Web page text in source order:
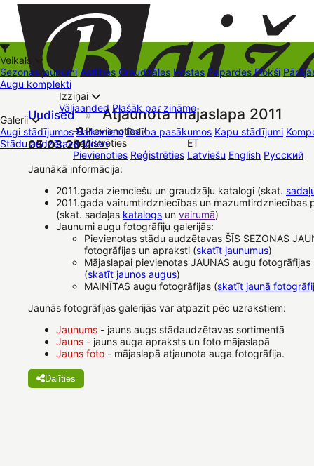
+37126545879 baizas@baizas.lv
Pievienoties /
Reģistrēties
Pievienoties Reģistrēties
ET
Latviešu English Русский
Veikals
Sezonas jaunumi Astilbes Graudzāles Hostas Papardes Flokši
Augu komplekti
Kā iepirkties
Izziņai
Väljaanded Plašāk par zināmo
Galerii
Augi stādījumos Balkoniem Dalība pasākumos Kapu stādījumi
Stādu audzētava Video
Kontaktid Dāvanu kartes Augu komplekti
Uudised » Atjaunota mājaslapa 2011
05.03.2011
Jaunākā informācija:
2011.gada ziemciešu un graudzāļu katalogi (skat.
2011.gada vairumtirdzniecības un mazumtirdzniecības
(skat. sadaļas katalogs un vairumā)
Jaunumi augu fotogrāfiju galerijās:
Pievienotas stādu audzētavas ŠĪS SEZONAS
fotogrāfijas un apraksti (skatīt jaunumus)
Mājaslapai pievienotas JAUNAS augu
(skatīt jaunos augus)
MAINĪTAS augu fotogrāfijas (skatīt jaunā
Jaunās fotogrāfijas galerijās var atpazīt pēc uzrakstiem:
Jaunums - jauns augs stādaudzētavas sortimentā
Jauns - jauns auga apraksts un foto mājaslapā
Jauns foto - mājaslapā atjaunota auga fotogrāfija.
Dalīties